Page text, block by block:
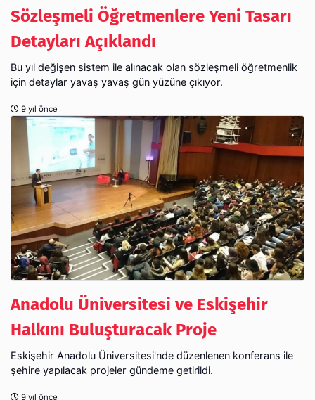
Sözleşmeli Öğretmenlere Yeni Tasarı
Detayları Açıklandı
Bu yıl değişen sistem ile alınacak olan sözleşmeli öğretmenlik
için detaylar yavaş yavaş gün yüzüne çıkıyor.
9 yıl önce
Anadolu Üniversitesi ve Eskişehir
Halkını Buluşturacak Proje
Eskişehir Anadolu Üniversitesi'nde düzenlenen konferans ile
şehire yapılacak projeler gündeme getirildi.
9 yıl önce